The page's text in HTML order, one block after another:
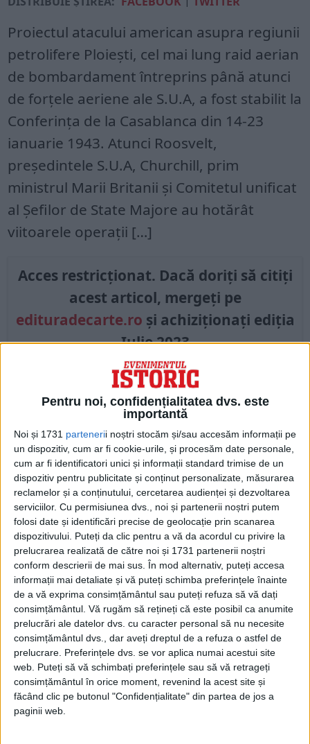
Pentru noi, confidențialitatea dvs. este
importantă
Noi și 1731 partenerii noștri stocăm și/sau accesăm informații pe
un dispozitiv, cum ar fi cookie-urile, și procesăm date personale,
cum ar fi identificatori unici și informații standard trimise de un
dispozitiv pentru publicitate și conținut personalizate, măsurarea
reclamelor și a conținutului, cercetarea audienței și dezvoltarea
serviciilor. Cu permisiunea dvs., noi și partenerii noștri putem
folosi date și identificări precise de geolocație prin scanarea
dispozitivului. Puteți da clic pentru a vă da acordul cu privire la
prelucrarea realizată de către noi și 1731 partenerii noștri
conform descrierii de mai sus. În mod alternativ, puteți accesa
informații mai detaliate și vă puteți schimba preferințele înainte
de a vă exprima consimțământul sau puteți refuza să vă dați
consimțământul. Vă rugăm să rețineți că este posibil ca anumite
prelucrări ale datelor dvs. cu caracter personal să nu necesite
consimțământul dvs., dar aveți dreptul de a refuza o astfel de
prelucrare. Preferințele dvs. se vor aplica numai acestui site
web. Puteți să vă schimbați preferințele sau să vă retrageți
consimțământul în orice moment, revenind la acest site și
făcând clic pe butonul "Confidențialitate" din partea de jos a
paginii web.
Proiectul atacului american asupra regiunii
petrolifere Ploieşti, cel mai lung raid aerian
de bombardament întreprins până atunci
de forţele aeriene ale S.U.A, a fost stabilit la
Conferinţa de la Casablanca din 14-23
ianuarie 1943. Atunci Roosvelt,
preşedintele S.U.A, Churchill, prim
ministrul Marii Britanii şi Comitetul unificat
al Şefilor de State Majore au hotărât
viitoarele operaţii […]
Acces restricționat. Dacă doriți să citiți
acest articol, mergeți pe
edituradecarte.ro și achiziționați ediția
Iulie 2023
5 6
Regina României
Carol al II-lea și acțiunile sale care au ruinat
România Mare
Afaceri oneroase care au marcat România
modernă: Strousberg și Hallier
ETICHETE:
PUBLICAT IN CATEGORIILE: IULIE 2023
DISTRIBUIE ȘTIREA:
FACEBOOK
TWITTER
DACĂ VA PLAC MATERIALELE PUBLICATE, VA INVITĂM SĂ NE URMĂRIȚI
PAGINA NOASTRĂ DE FACEBOOK
RECOMANDARI PENTRU TINE
Istoria sloturilor: de la primele aparate
la sloturile online